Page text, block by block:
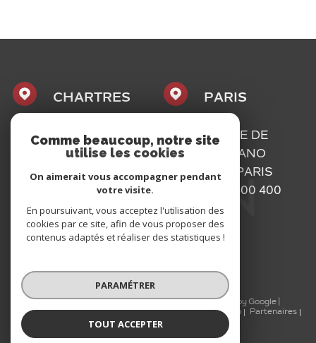
CHARTRES
02 37 300 400
1, PLACE
MAURICE
CAZALIS
CHARTRES
PARIS
01 73 300 400
16, RUE DE
BASSANO
75116
PARIS
© 2026 | Tous droits réservés | Traduction powered by Google |
Nos honoraires
Plan du site Mentions légales Admin
Partenaires
Politique RGPD
Comme beaucoup, notre site
utilise les cookies
On aimerait vous accompagner pendant
votre visite.
En poursuivant, vous acceptez l'utilisation des
cookies par ce site, afin de vous proposer des
contenus adaptés et réaliser des statistiques !
PARAMÉTRER
TOUT ACCEPTER